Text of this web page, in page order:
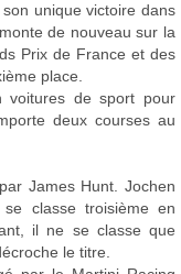
unique victoire dans
de nouveau sur la
Prix de France et des
place.
voitures de sport pour
deux courses au
James Hunt. Jochen
classe troisième en
il ne se classe que
le titre.